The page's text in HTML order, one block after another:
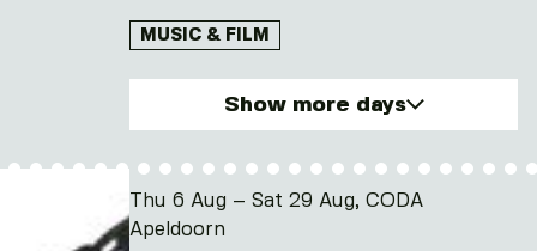
and 12 other
MUSIC & FILM
Show more days
Fri. 7 Aug 2026
Tue. 18 Aug 2026
Fri. 21 Aug 2026
Thu 6 Aug – Sat 29 Aug, CODA
Apeldoorn